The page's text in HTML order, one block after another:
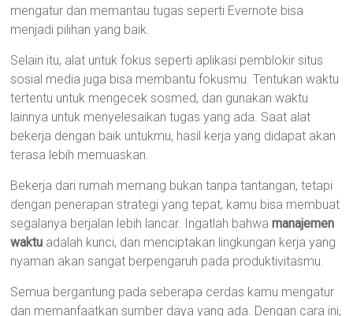
mengatur dan memantau tugas seperti Evernote bisa
menjadi pilihan yang baik.
Selain itu, alat untuk fokus seperti aplikasi pemblokir situs
sosial media juga bisa membantu fokusmu. Tentukan waktu
tertentu untuk mengecek sosmed, dan gunakan waktu
lainnya untuk menyelesaikan tugas yang ada. Saat alat
bekerja dengan baik untukmu, hasil kerja yang didapat akan
terasa lebih memuaskan.
Bekerja dari rumah memang bukan tanpa tantangan, tetapi
dengan penerapan strategi yang tepat, kamu bisa membuat
segalanya berjalan lebih lancar. Ingatlah bahwamanajemen
waktu adalah kunci, dan menciptakan lingkungan kerja yang
nyaman akan sangat berpengaruh pada produktivitasmu.
Semua bergantung pada seberapa cerdas kamu mengatur
dan memanfaatkan sumber daya yang ada. Dengan cara ini,